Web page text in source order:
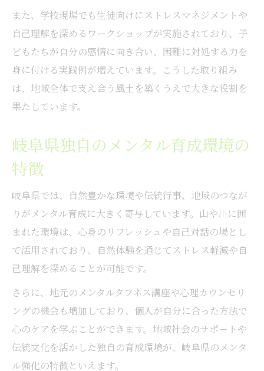
また、学校現場でも生徒向けにストレスマネジメントや
自己理解を深めるワークショップが実施されており、子
どもたちが自分の感情に向き合い、困難に対処する力を
身に付ける実践例が増えています。こうした取り組み
は、地域全体で支え合う風土を築くうえで大きな役割を
果たしています。
岐阜県独自のメンタル育成環境の
特徴
岐阜県では、自然豊かな環境や伝統行事、地域のつなが
りがメンタル育成に大きく寄与しています。山や川に囲
まれた環境は、心身のリフレッシュや自己対話の場とし
て活用されており、自然体験を通じてストレス軽減や自
己理解を深めることが可能です。
さらに、地元のメンタルタフネス講座や心理カウンセリ
ングの機会も増加しており、個人が自分に合った方法で
心のケアを学ぶことができます。地域社会のサポートや
伝統文化を活かした独自の育成環境が、岐阜県のメンタ
ル強化の特徴といえます。